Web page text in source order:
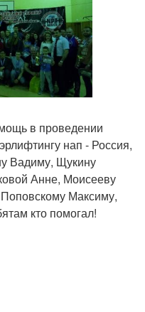
в проведении
нап - Россия,
Вадиму, Щукину
Анне, Моисееву
Максиму,
кто помогал!